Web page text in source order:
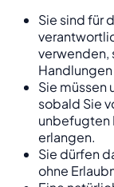
Sie sind für
verwenden,
Sie müssen
sobald Sie
unbefugten
erlangen.
Sie dürfen
ohne